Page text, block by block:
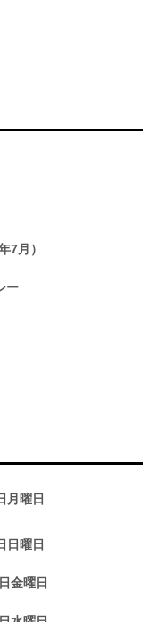
7月）
ー
月曜日
日曜日
金曜日